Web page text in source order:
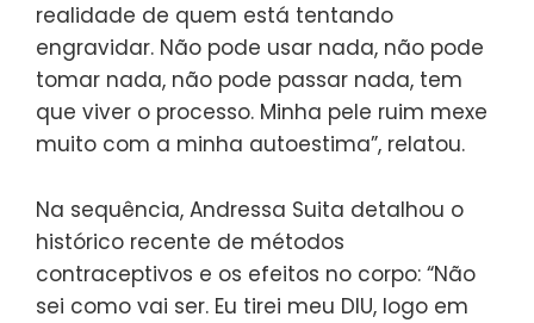
realidade de quem está tentando
engravidar. Não pode usar nada, não pode
tomar nada, não pode passar nada, tem
que viver o processo. Minha pele ruim mexe
muito com a minha autoestima”, relatou.
Na sequência, Andressa Suita detalhou o
histórico recente de métodos
contraceptivos e os efeitos no corpo: “Não
sei como vai ser. Eu tirei meu DIU, logo em